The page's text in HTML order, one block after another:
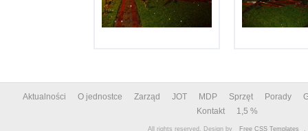
Aktualności O jednostce Zarząd JOT MDP Sprzęt Porady
Kontakt
1,5 %
All rights reserved. Design by Free CSS Templates .